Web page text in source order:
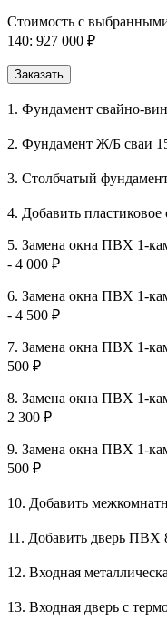
Стоимость с
140: 927 000 ₽
Заказать
1. Фундамент свайно-
2. Фундамент Ж/Б сваи
3. Столбчатый
4. Добавить
5. Замена окна ПВХ 1-
- 4 000 ₽
6. Замена окна ПВХ 1-
- 4 500 ₽
7. Замена окна ПВХ 1-
500 ₽
8. Замена окна ПВХ 1-
2 300 ₽
9. Замена окна ПВХ 1-
500 ₽
10. Добавить
11. Добавить дверь ПВХ
12. Входная
13. Входная дверь с